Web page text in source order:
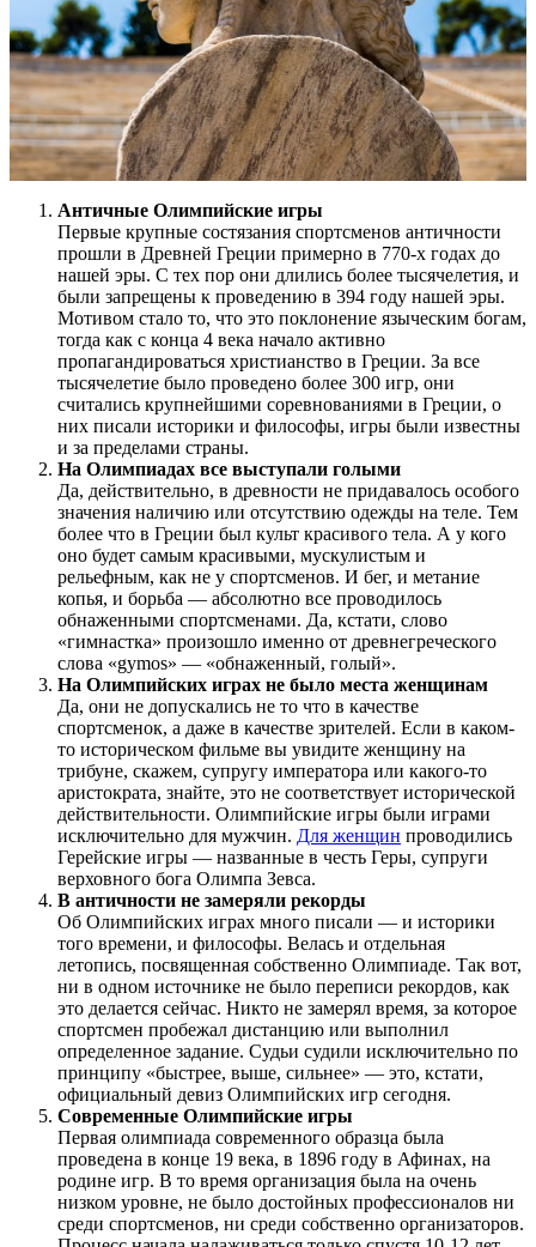
Античные Олимпийские игры
Первые крупные состязания спортсменов античности
прошли в Древней Греции примерно в 770-х годах до
нашей эры. С тех пор они длились более тысячелетия, и
были запрещены к проведению в 394 году нашей эры.
Мотивом стало то, что это поклонение языческим богам,
тогда как с конца 4 века начало активно
пропагандироваться христианство в Греции. За все
тысячелетие было проведено более 300 игр, они
считались крупнейшими соревнованиями в Греции, о
них писали историки и философы, игры были известны
и за пределами страны.
На Олимпиадах все выступали голыми
Да, действительно, в древности не придавалось особого
значения наличию или отсутствию одежды на теле. Тем
более что в Греции был культ красивого тела. А у кого
оно будет самым красивыми, мускулистым и
рельефным, как не у спортсменов. И бег, и метание
копья, и борьба — абсолютно все проводилось
обнаженными спортсменами. Да, кстати, слово
«гимнастка» произошло именно от древнегреческого
слова «gymos» — «обнаженный, голый».
На Олимпийских играх не было места женщинам
Да, они не допускались не то что в качестве
спортсменок, а даже в качестве зрителей. Если в каком-
то историческом фильме вы увидите женщину на
трибуне, скажем, супругу императора или какого-то
аристократа, знайте, это не соответствует исторической
действительности. Олимпийские игры были играми
исключительно для мужчин. Для женщин проводились
Герейские игры — названные в честь Геры, супруги
верховного бога Олимпа Зевса.
В античности не замеряли рекорды
Об Олимпийских играх много писали — и историки
того времени, и философы. Велась и отдельная
летопись, посвященная собственно Олимпиаде. Так вот,
ни в одном источнике не было переписи рекордов, как
это делается сейчас. Никто не замерял время, за которое
спортсмен пробежал дистанцию или выполнил
определенное задание. Судьи судили исключительно по
принципу «быстрее, выше, сильнее» — это, кстати,
официальный девиз Олимпийских игр сегодня.
Современные Олимпийские игры
Первая олимпиада современного образца была
проведена в конце 19 века, в 1896 году в Афинах, на
родине игр. В то время организация была на очень
низком уровне, не было достойных профессионалов ни
среди спортсменов, ни среди собственно организаторов.